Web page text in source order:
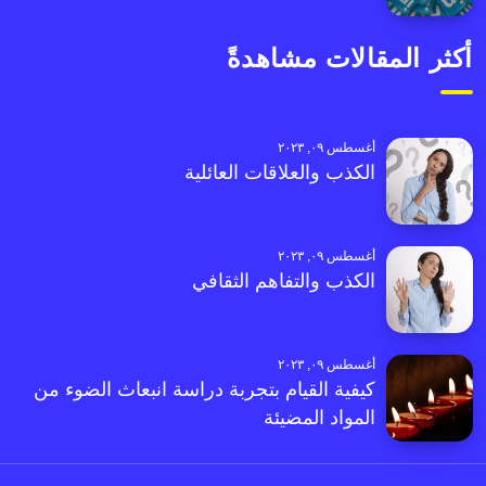
أكثر المقالات مشاهدةً
أغسطس ٠٩, ٢٠٢٣
الكذب والعلاقات العائلية
أغسطس ٠٩, ٢٠٢٣
الكذب والتفاهم الثقافي
أغسطس ٠٩, ٢٠٢٣
كيفية القيام بتجربة دراسة انبعاث الضوء من
المواد المضيئة